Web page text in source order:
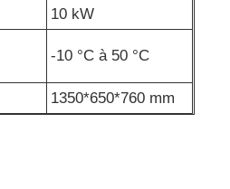
10 kW
-10 °C à 50 °C
1350*650*760 mm